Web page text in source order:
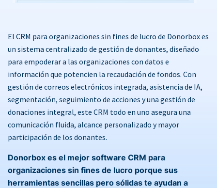
El CRM para organizaciones sin fines de lucro de Donorbox es
un sistema centralizado de gestión de donantes, diseñado
para empoderar a las organizaciones con datos e
información que potencien la recaudación de fondos. Con
gestión de correos electrónicos integrada, asistencia de IA,
segmentación, seguimiento de acciones y una gestión de
donaciones integral, este CRM todo en uno asegura una
comunicación fluida, alcance personalizado y mayor
participación de los donantes.
Donorbox es el mejor software CRM para
organizaciones sin fines de lucro porque sus
herramientas sencillas pero sólidas te ayudan a